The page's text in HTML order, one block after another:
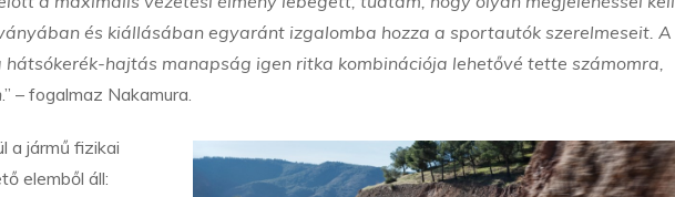
és kiállásában egyaránt izgalomba hozza a sportautók szerelmeseit. A
hátsókerék-hajtás manapság igen ritka kombinációja lehetővé tette számomra,
.” – fogalmaz Nakamura.
a jármű fizikai
elemből áll: